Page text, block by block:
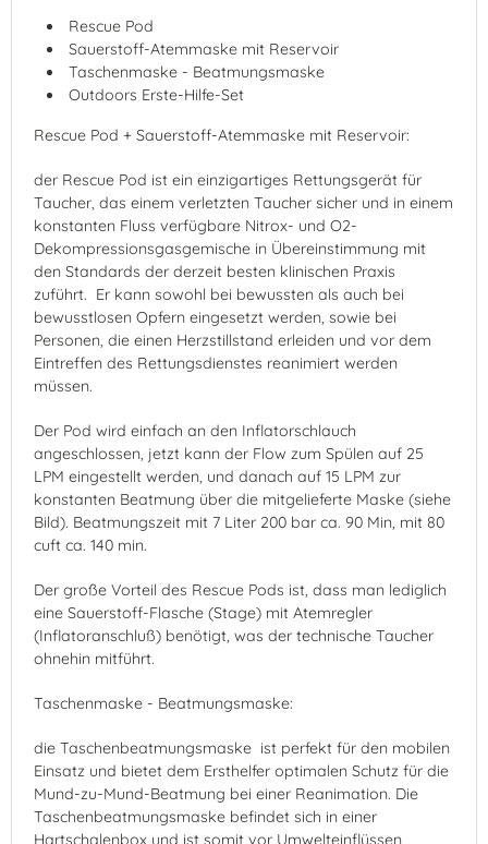
Rescue Pod
Sauerstoff-Atemmaske mit Reservoir
Taschenmaske - Beatmungsmaske
Outdoors Erste-Hilfe-Set
Rescue Pod + Sauerstoff-Atemmaske mit Reservoir:
der Rescue Pod ist ein einzigartiges Rettungsgerät für
Taucher, das einem verletzten Taucher sicher und in einem
konstanten Fluss verfügbare Nitrox- und O2-
Dekompressionsgasgemische in Übereinstimmung mit
den Standards der derzeit besten klinischen Praxis
zuführt. Er kann sowohl bei bewussten als auch bei
bewusstlosen Opfern eingesetzt werden, sowie bei
Personen, die einen Herzstillstand erleiden und vor dem
Eintreffen des Rettungsdienstes reanimiert werden
müssen.
Der Pod wird einfach an den Inflatorschlauch
angeschlossen, jetzt kann der Flow zum Spülen auf 25
LPM eingestellt werden, und danach auf 15 LPM zur
konstanten Beatmung über die mitgelieferte Maske (siehe
Bild). Beatmungszeit mit 7 Liter 200 bar ca. 90 Min, mit 80
cuft ca. 140 min.
Der große Vorteil des Rescue Pods ist, dass man lediglich
eine Sauerstoff-Flasche (Stage) mit Atemregler
(Inflatoranschluß) benötigt, was der technische Taucher
ohnehin mitführt.
Taschenmaske - Beatmungsmaske:
die Taschenbeatmungsmaske ist perfekt für den mobilen
Einsatz und bietet dem Ersthelfer optimalen Schutz für die
Mund-zu-Mund-Beatmung bei einer Reanimation. Die
Taschenbeatmungsmaske befindet sich in einer